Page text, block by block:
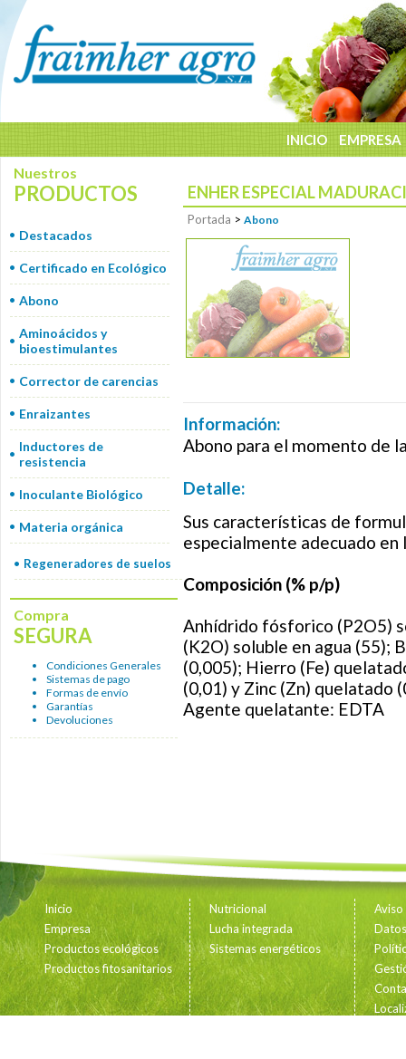
INICIO EMPRESA
Nuestros
PRODUCTOS
Destacados
Certificado en Ecológico
Abono
Aminoácidos y
bioestimulantes
Corrector de carencias
Enraizantes
Inductores de
resistencia
Inoculante Biológico
Materia orgánica
Regeneradores de suelos
Compra
SEGURA
Condiciones Generales
Sistemas de pago
Formas de envío
Garantías
Devoluciones
ENHER ESPECIAL
Portada > Abono
Información:
Abono para el momento de
Detalle:
Sus características de
especialmente adecuado
Composición (% p/p)
Anhídrido fósforico (P2O5)
(K2O) soluble en agua (55);
(0,005); Hierro (Fe)
(0,01) y Zinc (Zn) quelatado
Agente quelatante: EDTA
Inicio
Empresa
Productos ecológicos
Productos fitosanitarios
Nutricional
Lucha integrada
Sistemas energéticos
Aviso